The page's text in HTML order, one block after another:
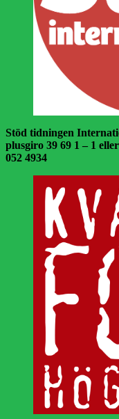
Stöd tidningen
plusgiro 39 69 1 – 1
052 4934